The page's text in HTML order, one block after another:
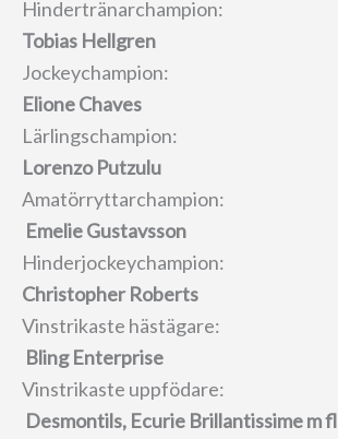
Hindertränarchampion:
Tobias Hellgren
Jockeychampion:
Elione Chaves
Lärlingschampion:
Lorenzo Putzulu
Amatörryttarchampion:
Emelie Gustavsson
Hinderjockeychampion:
Christopher Roberts
Vinstrikaste hästägare:
Bling Enterprise
Vinstrikaste uppfödare:
Desmontils, Ecurie Brillantissime m fl